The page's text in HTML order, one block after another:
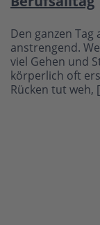
Den ganzen Tag
anstrengend.
viel Gehen und
körperlich oft
Rücken tut weh,